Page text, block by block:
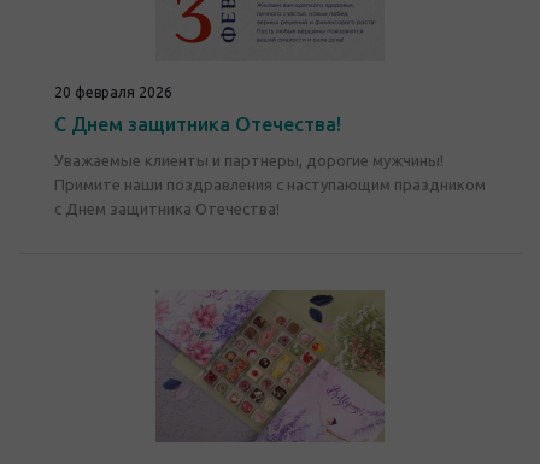
20 февраля 2026
С Днем защитника Отечества!
Уважаемые клиенты и партнеры, дорогие мужчины!
Примите наши поздравления с наступающим праздником
с Днем защитника Отечества!